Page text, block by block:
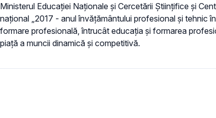
Ministerul Educației Naționale și Cercetării Științifice și
național „2017 - anul învățământului profesional și tehnic
formare profesională, întrucât educația și formarea
piață a muncii dinamică și competitivă.